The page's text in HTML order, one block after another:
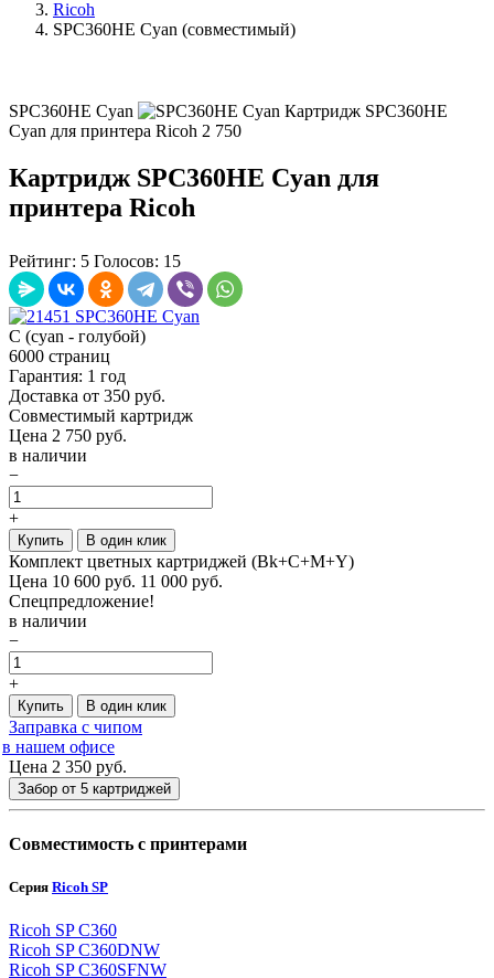
Ricoh
SPC360HE Cyan (совместимый)
SPC360HE Cyan
Картридж SPC360HE
Cyan для принтера Ricoh 2 750
Картридж SPC360HE Cyan для
принтера Ricoh
Рейтинг: 5 Голосов: 15
C (cyan - голубой)
6000 страниц
Гарантия: 1 год
Доставка от 350 руб.
Совместимый картридж
Цена 2 750 руб.
в наличии
−
+
Купить В один клик
Комплект цветных картриджей (Bk+C+M+Y)
Цена 10 600 руб. 11 000 руб.
Спецпредложение!
в наличии
−
+
Купить В один клик
Заправка с чипом
в нашем офисе
Цена 2 350 руб.
Забор от 5 картриджей
Совместимость с принтерами
Серия Ricoh SP
Ricoh SP C360
Ricoh SP C360DNW
Ricoh SP C360SFNW